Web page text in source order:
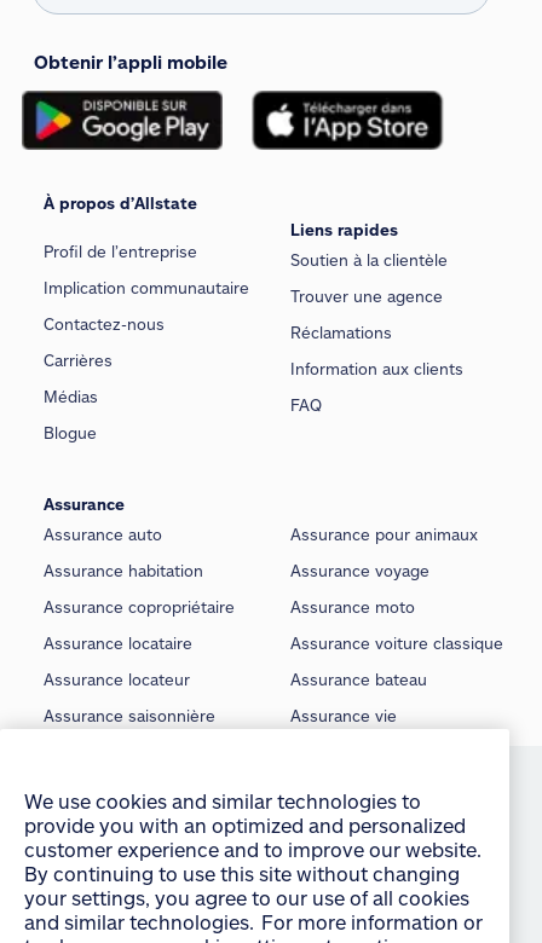
Obtenir l’appli mobile
À propos d’Allstate
Profil de l’entreprise
Implication communautaire
Contactez-nous
Carrières
Médias
Blogue
Liens rapides
Soutien à la clientèle
Trouver une agence
Réclamations
Information aux clients
FAQ
Assurance
Assurance auto
Assurance habitation
Assurance copropriétaire
Assurance locataire
Assurance locateur
Assurance saisonnière
Assurance pour animaux
Assurance voyage
Assurance moto
Assurance voiture classique
Assurance bateau
Assurance vie
Conditions d’utilisation
É noncé sur la protection de la vie privée
Manage Cookie Settings
Accessibilité
customer experience and to improve our website.
By continuing to use this site without changing
your settings, you agree to our use of all cookies
and similar technologies. For more information or
to change your cookie settings at any time,
consult the “Cookies and other technologies”
section of our Privacy Policy: English français